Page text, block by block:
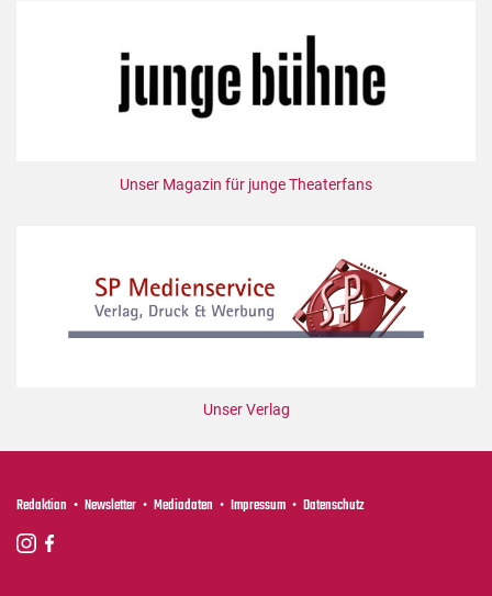
Autor:innen
Mediadaten
Unser Magazin für junge Theaterfans
Unser Verlag
Redaktion Newsletter Mediadaten Impressum Datenschutz